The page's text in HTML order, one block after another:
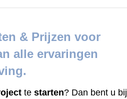
& Prijzen voor
alle ervaringen
testarten? Dan bent u bij